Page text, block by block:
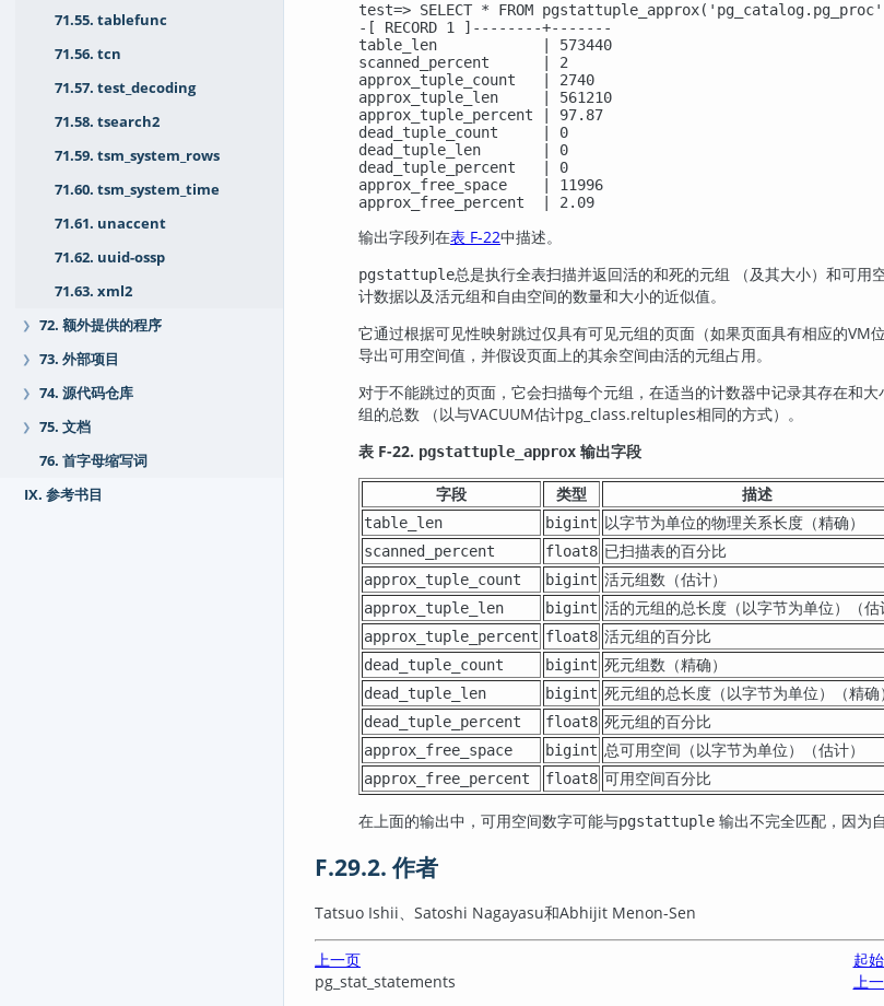
71.55. tablefunc
71.56. tcn
71.57. test_decoding
71.58. tsearch2
71.59. tsm_system_rows
71.60. tsm_system_time
71.61. unaccent
71.62. uuid-ossp
71.63. xml2
❯ 72. 额外提供的程序
❯ 73. 外部项目
❯ 74. 源代码仓库
❯
75. 文档
76. 首字母缩写词
IX. 参考书目
test=> SELECT * FROM
-[ RECORD 1 ]--------+-------
table_len            | 573440
scanned_percent      | 2
approx_tuple_count   | 2740
approx_tuple_len     | 561210
approx_tuple_percent | 97.87
dead_tuple_count     | 0
dead_tuple_len       | 0
dead_tuple_percent   | 0
approx_free_space    | 11996
approx_free_percent  | 2.09
输出字段列在表 F-22中描述。
pgstattuple总是执行全表扫描并返回活的和死的元组 （及其大小）和可用
计数据以及活元组和自由空间的数量和大小的近似值。
它通过根据可见性映射跳过仅具有可见元组的页面（如果页面具有相应的
导出可用空间值，并假设页面上的其余空间由活的元组占用。
对于不能跳过的页面，它会扫描每个元组，在适当的计数器中记录其存在和
组的总数 （以与VACUUM估计pg_class.reltuples相同的方式）。
表 F-22. pgstattuple_approx 输出字段
字段 类型 描述
table_len bigint 以字节为单位的物理关系长度（精确）
scanned_percent float8 已扫描表的百分比
approx_tuple_count bigint 活元组数（估计）
approx_tuple_len bigint 活的元组的总长度（以字节为单位）（估
approx_tuple_percent float8 活元组的百分比
dead_tuple_count bigint 死元组数（精确）
dead_tuple_len bigint 死元组的总长度（以字节为单位）（精确）
dead_tuple_percent float8 死元组的百分比
approx_free_space bigint 总可用空间（以字节为单位）（估计）
approx_free_percent float8 可用空间百分比
在上面的输出中，可用空间数字可能与pgstattuple 输出不完全匹配，因为
F.29.2. 作者
Tatsuo Ishii、Satoshi Nagayasu和Abhijit Menon-Sen
上一页 起
pg_stat_statements
上